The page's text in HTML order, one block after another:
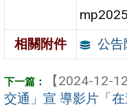
相關附件
公
【2024-12-12
交通」宣 導影片「